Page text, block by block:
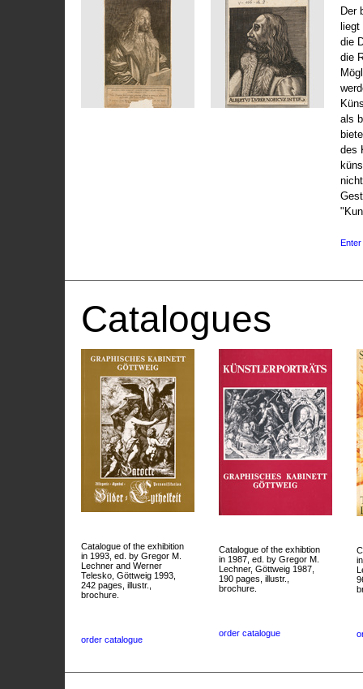
Der
die
die
als
des
Enter
Catalogues
Catalogue of the exhibition
in 1993, ed. by Gregor M.
Lechner and Werner
Telesko, Göttweig 1993,
242 pages, illustr.,
brochure.
order catalogue
Catalogue of the exhibtion
in 1987, ed. by Gregor M.
Lechner, Göttweig 1987,
190 pages, illustr.,
brochure.
order catalogue